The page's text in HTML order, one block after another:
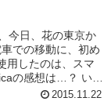
今日、花の東京か
での移動に、初め
用したのは、スマ
の感想は…？ いや
2015.11.22